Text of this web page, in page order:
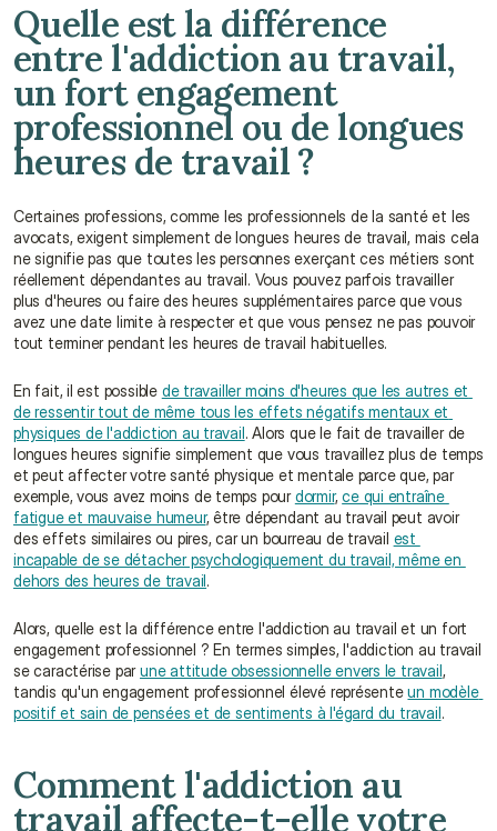
Quelle est la différence
entre l'addiction au travail,
un fort engagement
professionnel ou de longues
heures de travail ?
Certaines professions, comme les professionnels de la santé et les
avocats, exigent simplement de longues heures de travail, mais cela
ne signifie pas que toutes les personnes exerçant ces métiers sont
réellement dépendantes au travail. Vous pouvez parfois travailler
plus d'heures ou faire des heures supplémentaires parce que vous
avez une date limite à respecter et que vous pensez ne pas pouvoir
tout terminer pendant les heures de travail habituelles.
En fait, il est possible de travailler moins d'heures que les autres et
de ressentir tout de même tous les effets négatifs mentaux et
physiques de l'addiction au travail. Alors que le fait de travailler de
longues heures signifie simplement que vous travaillez plus de temps
et peut affecter votre santé physique et mentale parce que, par
exemple, vous avez moins de temps pour dormir, ce qui entraîne
fatigue et mauvaise humeur, être dépendant au travail peut avoir
des effets similaires ou pires, car un bourreau de travail est
incapable de se détacher psychologiquement du travail, même en
dehors des heures de travail.
Alors, quelle est la différence entre l'addiction au travail et un fort
engagement professionnel ? En termes simples, l'addiction au travail
se caractérise par une attitude obsessionnelle envers le travail,
tandis qu'un engagement professionnel élevé représente un modèle
positif et sain de pensées et de sentiments à l'égard du travail.
Comment l'addiction au
travail affecte-t-elle votre